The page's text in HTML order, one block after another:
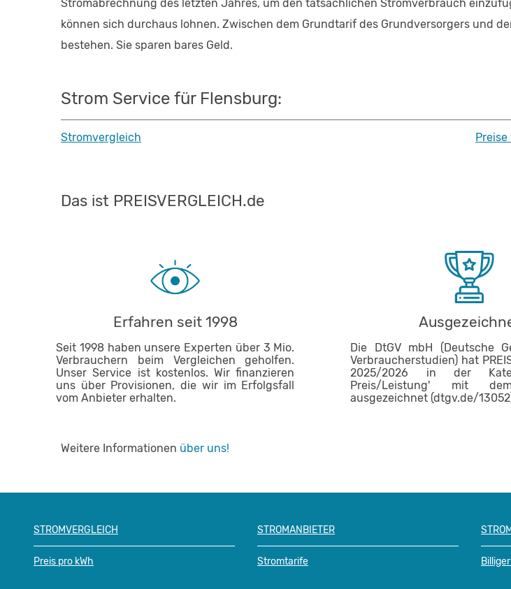
Stromabrechnung des letzten Jahres, um den tatsächlichen Stromverbrauch
können sich durchaus lohnen. Zwischen dem Grundtarif des Grundversorgers und
bestehen. Sie sparen bares Geld.
Strom Service für Flensburg:
Stromvergleich
Das ist PREISVERGLEICH.de
Erfahren seit 1998
Seit 1998 haben unsere Experten über 3 Mio.
Verbrauchern beim Vergleichen geholfen.
Unser Service ist kostenlos. Wir finanzieren
uns über Provisionen, die wir im Erfolgsfall
vom Anbieter erhalten.
Die DtGV mbH (Deutsche
Verbraucherstudien) hat
2025/2026 in der
Preis/Leistung' mit
ausgezeichnet (dtgv.de/
Weitere Informationen über uns!
STROMVERGLEICH
Preis pro kWh
STROMANBIETER
Stromtarife